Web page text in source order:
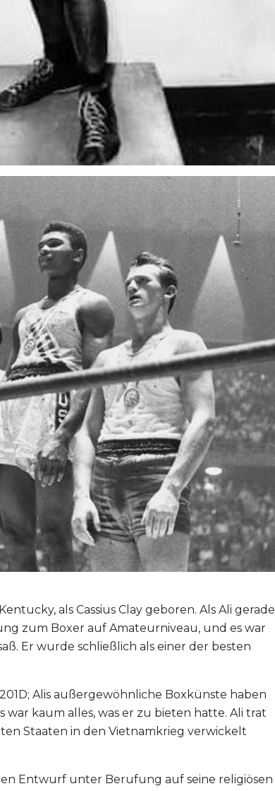
als Cassius Clay geboren. Als Ali gerade
zum Boxer auf Amateurniveau, und es war
Er wurde schließlich als einer der besten
Alis außergewöhnliche Boxkünste haben
kaum alles, was er zu bieten hatte. Ali trat
Staaten in den Vietnamkrieg verwickelt
Entwurf unter Berufung auf seine religiösen